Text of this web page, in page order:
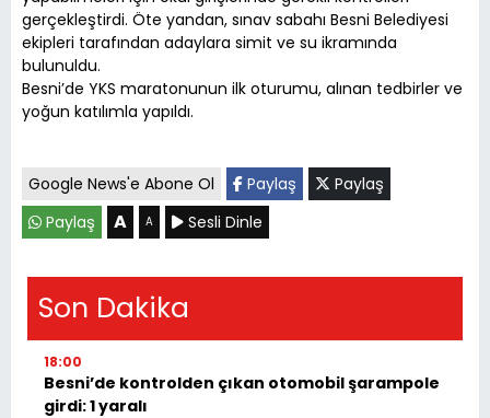
gerçekleştirdi. Öte yandan, sınav sabahı Besni Belediyesi
ekipleri tarafından adaylara simit ve su ikramında
bulunuldu.
Besni’de YKS maratonunun ilk oturumu, alınan tedbirler ve
yoğun katılımla yapıldı.
Google News'e Abone Ol Paylaş
Paylaş
Paylaş
A A Sesli Dinle
Son Dakika
18:00
Besni’de kontrolden çıkan otomobil şarampole
girdi: 1 yaralı